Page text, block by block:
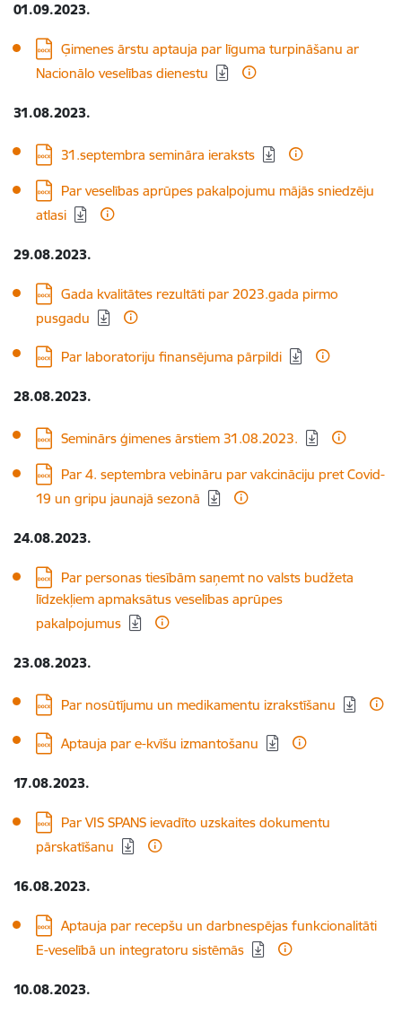
01.09.2023.
Lejupielādēt:
Ģimenes ārstu aptauja par līguma turpināšanu ar
Nacionālo veselības dienestu
31.08.2023.
Lejupielādēt:
31.septembra semināra ieraksts
Lejupielādēt:
Par veselības aprūpes pakalpojumu mājās sniedzēju
atlasi
29.08.2023.
Lejupielādēt:
Gada kvalitātes rezultāti par 2023.gada pirmo
pusgadu
Lejupielādēt:
Par laboratoriju finansējuma pārpildi
28.08.2023.
Lejupielādēt:
Seminārs ģimenes ārstiem 31.08.2023.
Lejupielādēt:
Par 4. septembra vebināru par vakcināciju pret Covid-
19 un gripu jaunajā sezonā
24.08.2023.
Lejupielādēt:
Par personas tiesībām saņemt no valsts budžeta
līdzekļiem apmaksātus veselības aprūpes
pakalpojumus
23.08.2023.
Lejupielādēt:
Par nosūtījumu un medikamentu izrakstīšanu
Lejupielādēt:
Aptauja par e-kvīšu izmantošanu
17.08.2023.
Lejupielādēt:
Par VIS SPANS ievadīto uzskaites dokumentu
pārskatīšanu
16.08.2023.
Lejupielādēt:
Aptauja par recepšu un darbnespējas funkcionalitāti
E-veselībā un integratoru sistēmās
10.08.2023.